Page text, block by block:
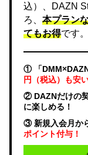
込）、DAZN
ろ、 本プラン
てもお得です。
① 「
円（税込）も安
② DAZNだけの
に楽しめる！
③ 新規入会月か
ポイント付与！